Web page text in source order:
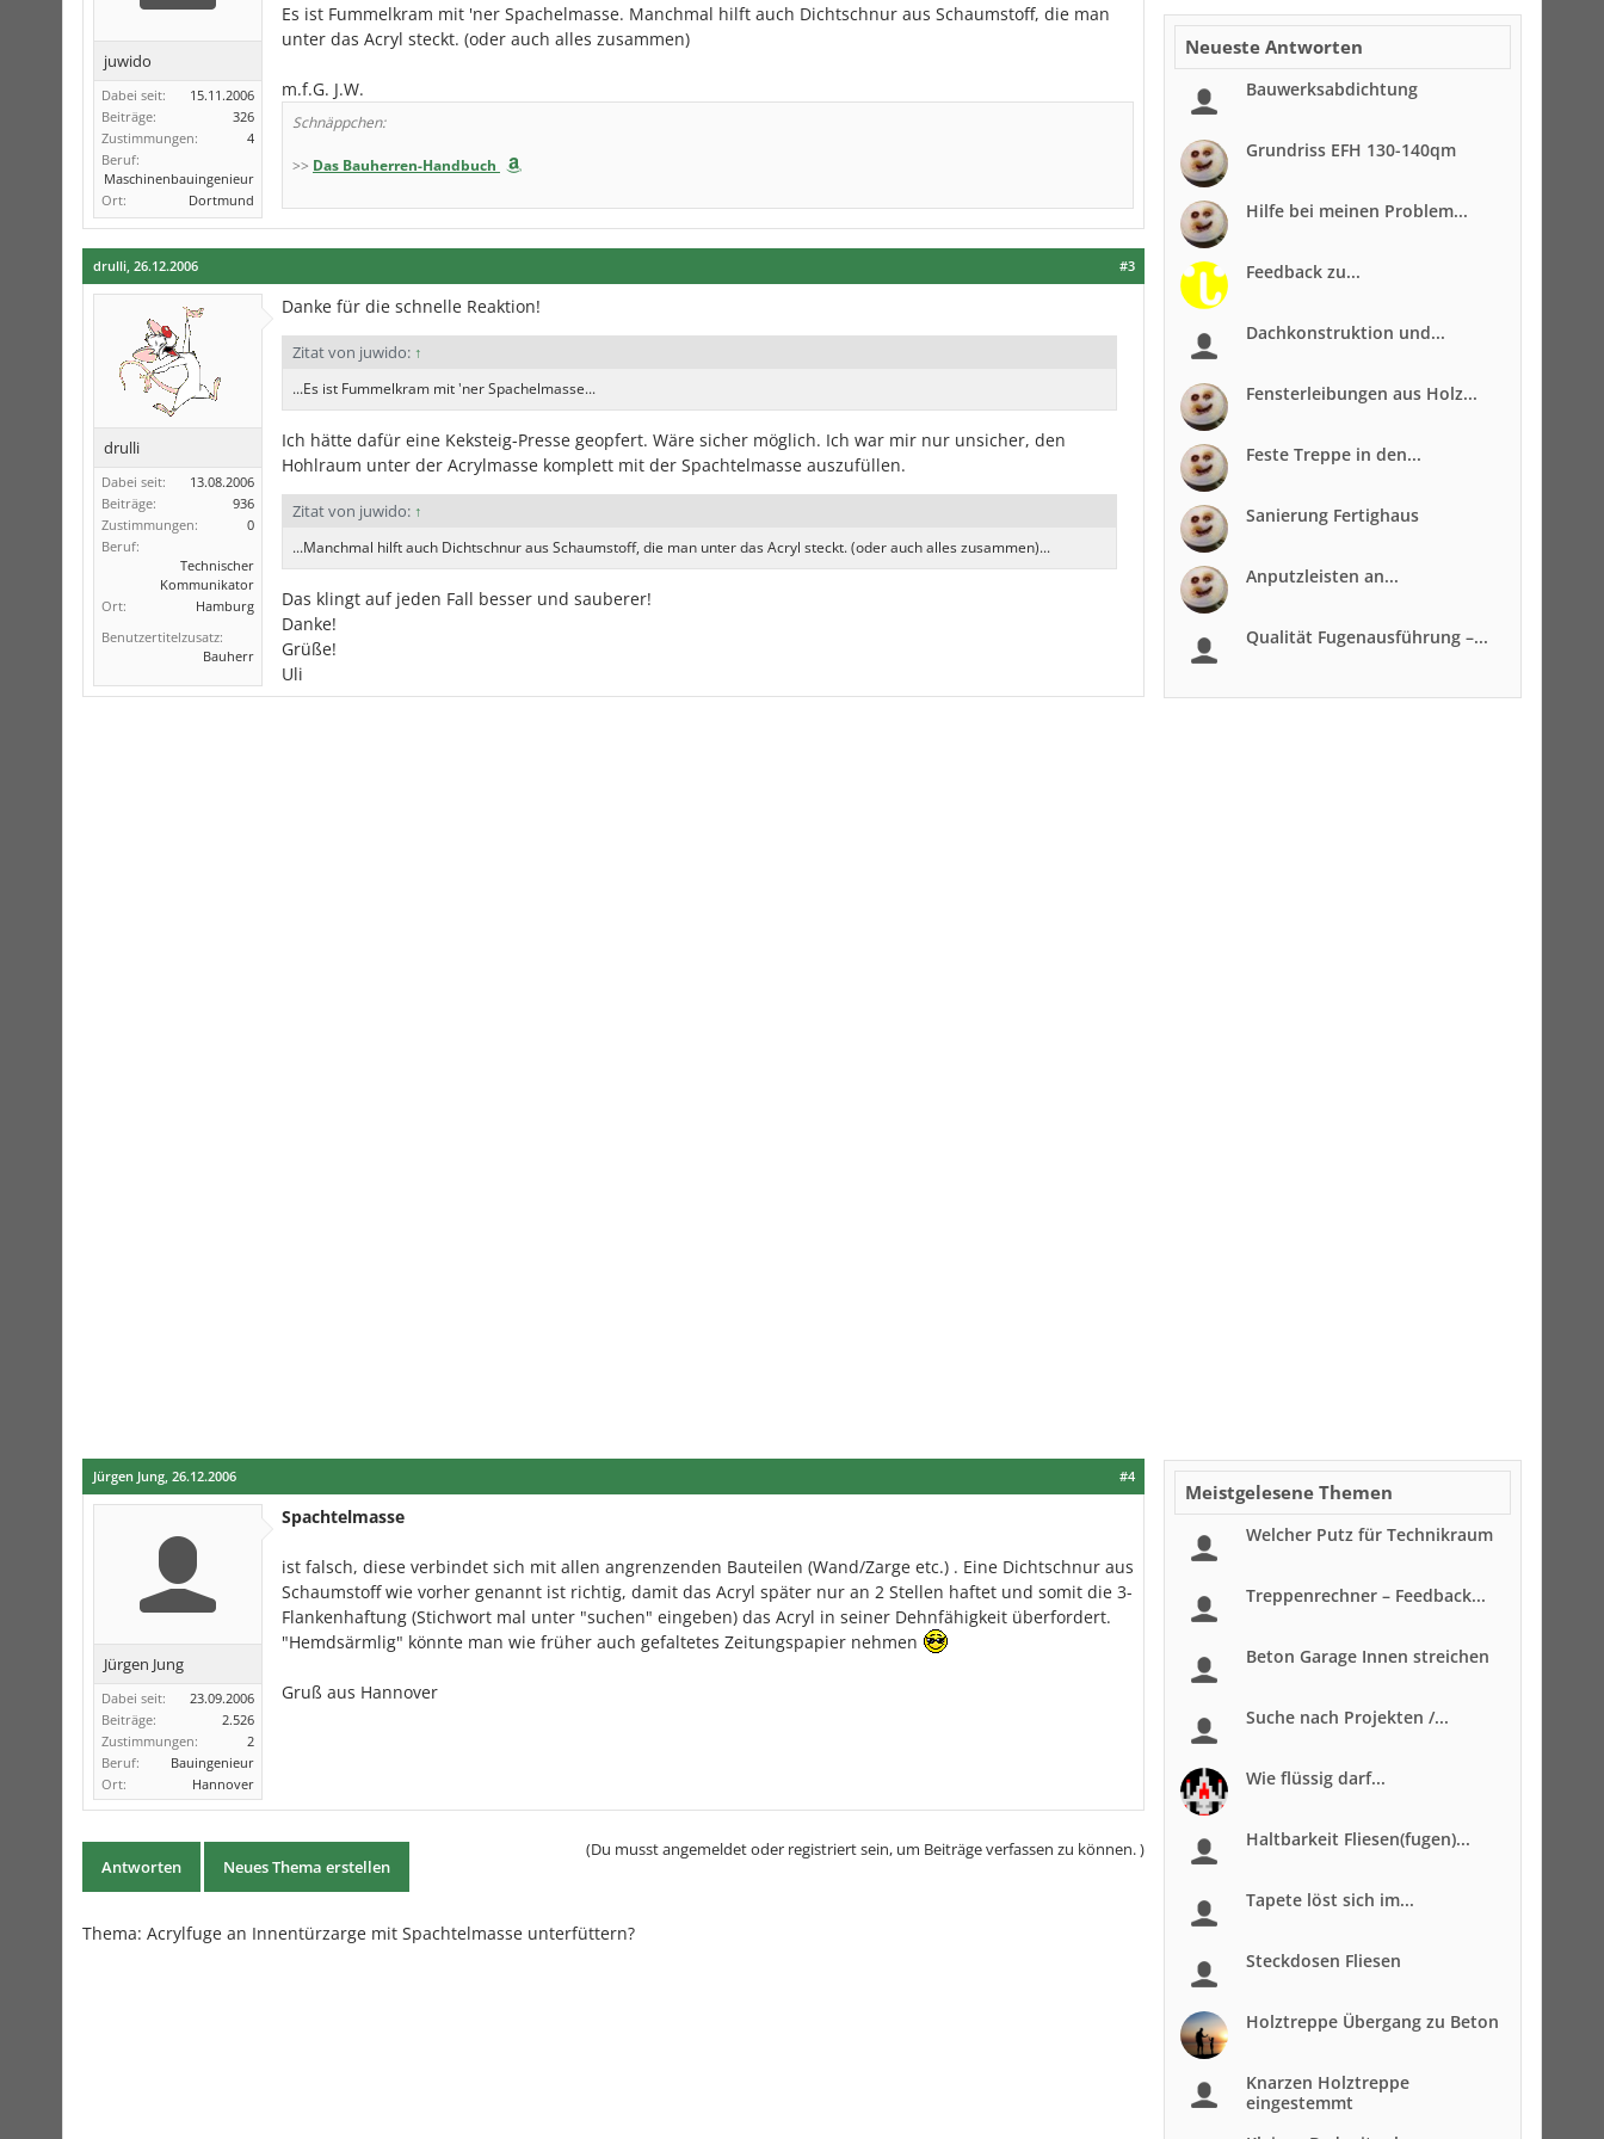
juwido
Dabei seit:
15.11.2006
Beiträge:
326
Zustimmungen:
4
Beruf:
Maschinenbauingenieur
Ort:
Dortmund
Es ist Fummelkram mit 'ner Spachelmasse. Manchmal hilft auch Dichtschnur aus Schaumstoff, die man
unter das Acryl steckt. (oder auch alles zusammen)
m.f.G. J.W.
Schnäppchen:
>> Das Bauherren-Handbuch
#3
drulli, 26.12.2006
drulli
Dabei seit:
13.08.2006
Beiträge:
936
Zustimmungen:
0
Beruf:
Technischer
Kommunikator
Ort:
Hamburg
Benutzertitelzusatz:
Bauherr
Danke für die schnelle Reaktion!
Zitat von juwido: ↑
...Es ist Fummelkram mit 'ner Spachelmasse...
Ich hätte dafür eine Keksteig-Presse geopfert. Wäre sicher möglich. Ich war mir nur unsicher, den
Hohlraum unter der Acrylmasse komplett mit der Spachtelmasse auszufüllen.
Zitat von juwido: ↑
...Manchmal hilft auch Dichtschnur aus Schaumstoff, die man unter das Acryl steckt. (oder auch alles zusammen)...
Das klingt auf jeden Fall besser und sauberer!
Danke!
Grüße!
Uli
#4
Jürgen Jung, 26.12.2006
Jürgen Jung
Dabei seit:
23.09.2006
Beiträge:
2.526
Zustimmungen:
2
Beruf:
Bauingenieur
Ort:
Hannover
Spachtelmasse
ist falsch, diese verbindet sich mit allen angrenzenden Bauteilen (Wand/Zarge etc.) . Eine Dichtschnur aus
Schaumstoff wie vorher genannt ist richtig, damit das Acryl später nur an 2 Stellen haftet und somit die 3-
Flankenhaftung (Stichwort mal unter "suchen" eingeben) das Acryl in seiner Dehnfähigkeit überfordert.
"Hemdsärmlig" könnte man wie früher auch gefaltetes Zeitungspapier nehmen
Gruß aus Hannover
Antworten Neues Thema erstellen
(Du musst angemeldet oder registriert sein, um Beiträge verfassen zu können. )
Thema: Acrylfuge an Innentürzarge mit Spachtelmasse unterfüttern?
Neueste Antworten
Bauwerksabdichtung
Grundriss EFH 130-140qm
Hilfe bei meinen Problem...
Feedback zu...
Dachkonstruktion und...
Fensterleibungen aus Holz...
Feste Treppe in den...
Sanierung Fertighaus
Anputzleisten an...
Qualität Fugenausführung –...
Meistgelesene Themen
Welcher Putz für Technikraum
Treppenrechner – Feedback...
Beton Garage Innen streichen
Suche nach Projekten /...
Wie flüssig darf...
Haltbarkeit Fliesen(fugen)...
Tapete löst sich im...
Steckdosen Fliesen
Holztreppe Übergang zu Beton
Knarzen Holztreppe
eingestemmt